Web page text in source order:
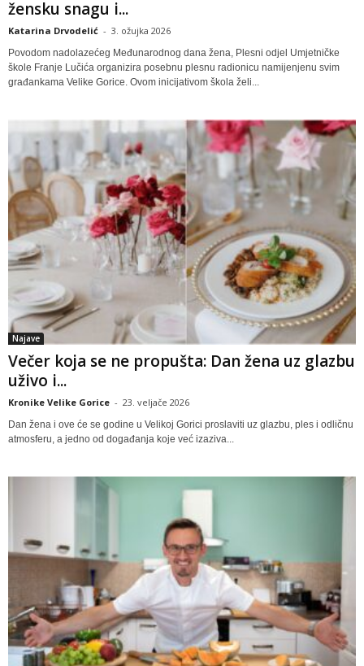
žensku snagu i...
Katarina Drvodelić - 3. ožujka 2026
Povodom nadolazećeg Međunarodnog dana žena, Plesni odjel Umjetničke
škole Franje Lučića organizira posebnu plesnu radionicu namijenjenu svim
građankama Velike Gorice. Ovom inicijativom škola želi...
Najave
Večer koja se ne propušta: Dan žena uz glazbu
uživo i...
Kronike Velike Gorice - 23. veljače 2026
Dan žena i ove će se godine u Velikoj Gorici proslaviti uz glazbu, ples i odličnu
atmosferu, a jedno od događanja koje već izaziva...